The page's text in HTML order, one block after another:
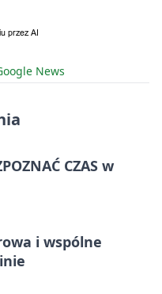
News
CZAS w
i wspólne